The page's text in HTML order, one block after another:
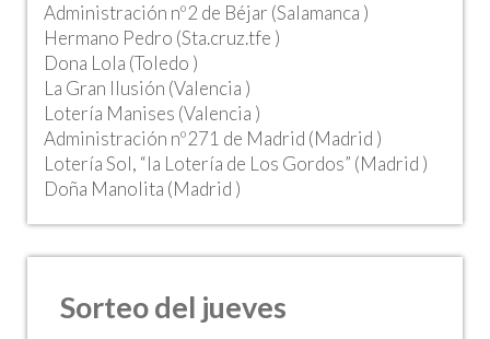
Administración nº2 de Béjar (Salamanca )
Hermano Pedro (Sta.cruz.tfe )
Dona Lola (Toledo )
La Gran Ilusión (Valencia )
Lotería Manises (Valencia )
Administración nº271 de Madrid (Madrid )
Lotería Sol, “la Lotería de Los Gordos” (Madrid )
Doña Manolita (Madrid )
Sorteo del jueves